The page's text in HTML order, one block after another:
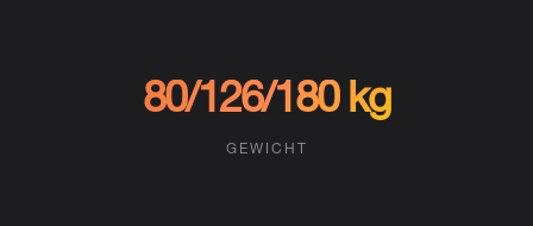
80/126/180 kg
GEWICHT